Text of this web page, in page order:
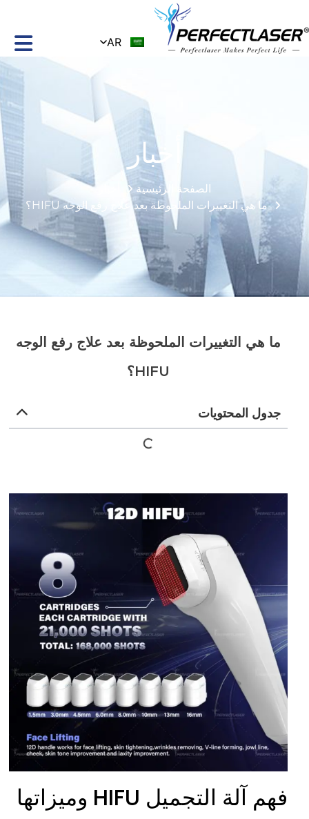
AR
أخبار
الصفحة الرئيسية
ما هي التغييرات الملحوظة بعد علاج رفع الوجه HIFU؟
ما هي التغييرات الملحوظة بعد علاج رفع الوجه
HIFU؟
جدول المحتويات
فهم آلة التجميل HIFU وميزاتها